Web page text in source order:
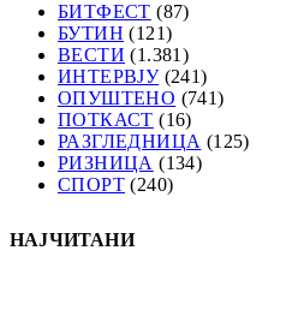
БИТФЕСТ (87)
БУТИН (121)
ВЕСТИ (1.381)
ИНТЕРВЈУ(241)
ОПУШТЕНО (741)
ПОТКАСТ (16)
РАЗГЛЕДНИЦА (125)
РИЗНИЦА (134)
СПОРТ (240)
НАЈЧИТАНИ